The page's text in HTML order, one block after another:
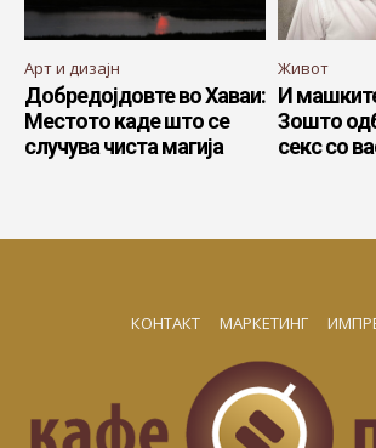
Арт и дизајн
Добредојдовте во Хаваи:
Местото каде што се
случува чиста магија
Живот
И
Зошто
секс со
КОНТАКТ МАРКЕТИНГ